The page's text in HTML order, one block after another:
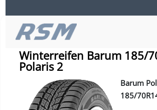
Informationen zu Barum Reifen
Winterreifen Barum 185/
Polaris 2
Barum
185/